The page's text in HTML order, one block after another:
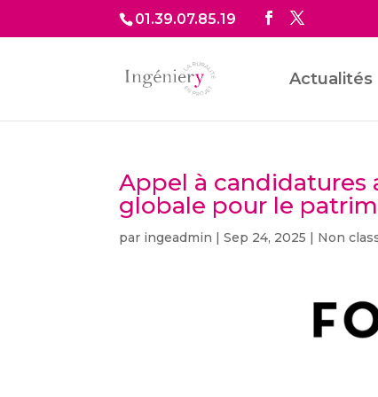
01.39.07.85.19
Actualités
Appel à candidatures
globale pour le
par ingeadmin |Sep 24, 2025 | Non